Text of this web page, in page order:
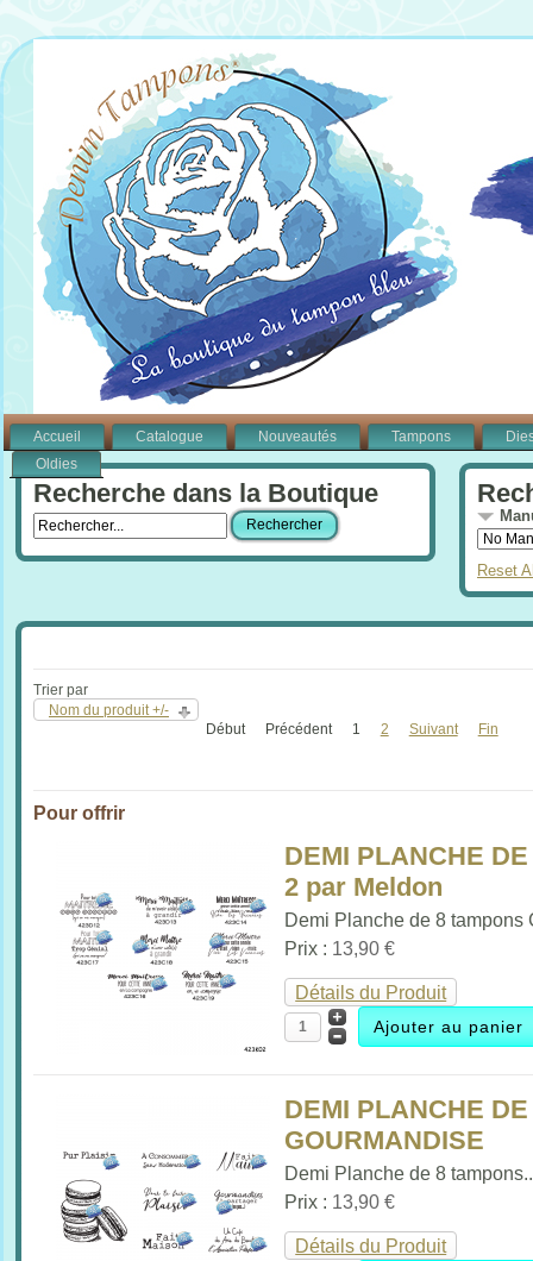
Accueil Catalogue Nouveautés Tampons
Oldies
Recherche dans la Boutique
Reset
Trier par
Nom du produit +/-
Début
Précédent 1 2 Suivant Fin
Pour offrir
DEMI PLANCHE
2 par Meldon
Demi Planche de 8 tampons
Prix : 13,90 €
Détails du Produit
DEMI PLANCHE
GOURMANDISE
Demi Planche de 8
Prix : 13,90 €
Détails du Produit